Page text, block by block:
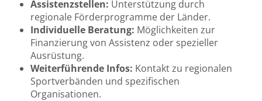
Assistenzstellen: Unterstützung durch
regionale Förderprogramme der Länder.
Individuelle Beratung: Möglichkeiten zur
Finanzierung von Assistenz oder spezieller
Ausrüstung.
Weiterführende Infos: Kontakt zu regionalen
Sportverbänden und spezifischen
Organisationen.